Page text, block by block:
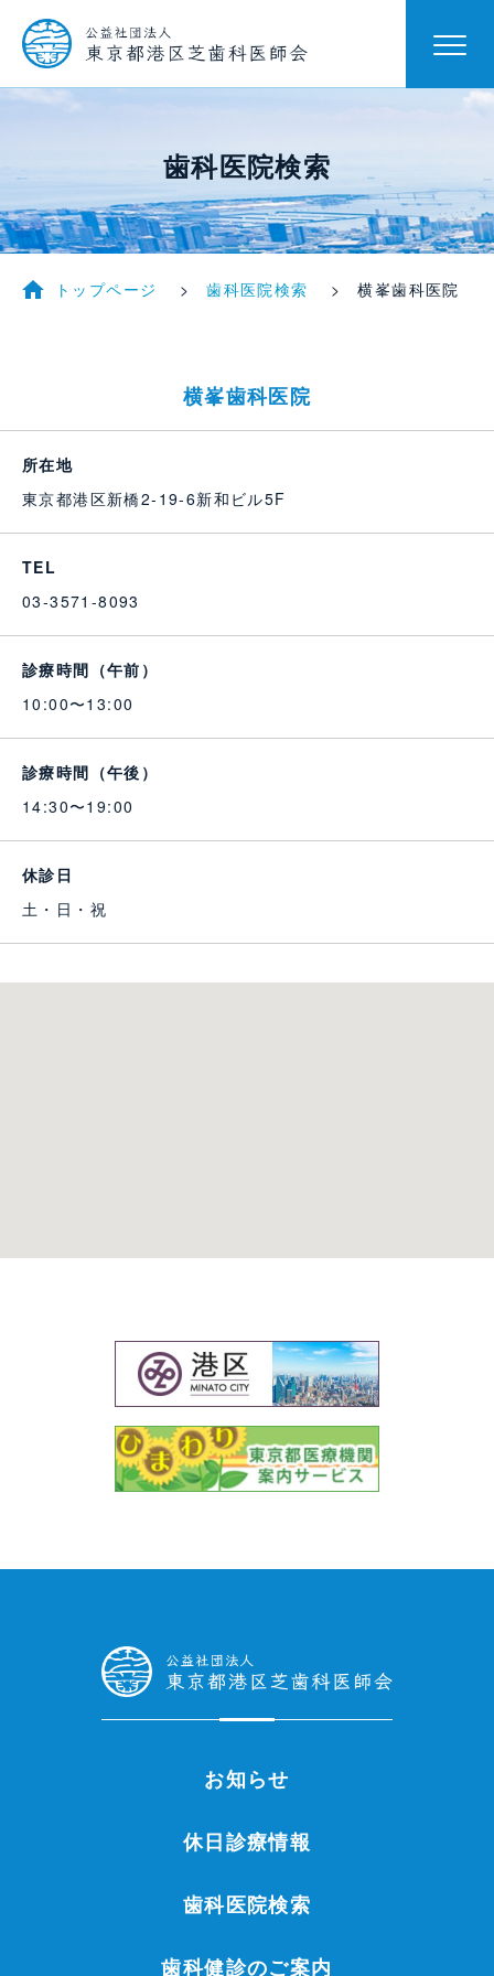
歯科医院検索
トップページ 歯科医院検索 横峯歯科医院
横峯歯科医院
所在地
東京都港区新橋2-19-6新和ビル5F
TEL
03-3571-8093
診療時間（午前）
10:00〜13:00
診療時間（午後）
14:30〜19:00
休診日
土・日・祝
お知らせ
休日診療情報
歯科医院検索
歯科健診のご案内